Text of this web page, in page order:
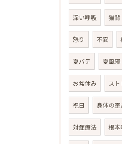
深い呼吸 猫背
怒り 不安
夏バテ 夏風邪
お盆休み スト
祝日 身体の歪
対症療法 根本